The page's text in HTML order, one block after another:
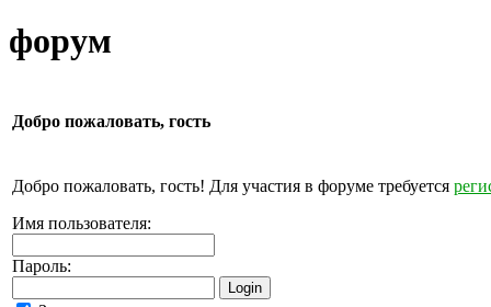
форум
Добро пожаловать, гость
Добро пожаловать, гость! Для участия в форуме требуется
Имя пользователя:
Пароль: